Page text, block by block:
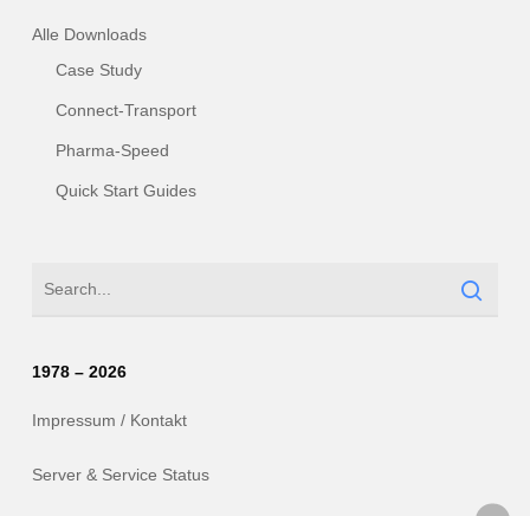
Alle Downloads
Case Study
Connect-Transport
Pharma-Speed
Quick Start Guides
1978 – 2026
Impressum / Kontakt
Server & Service Status